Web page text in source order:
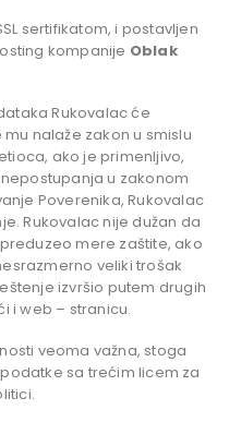
sertifikatom, i postavljen
kompanije Oblak
Rukovalac će
nalaže zakon u smislu
ako je primenljivo,
u zakonom
Poverenika, Rukovalac
Rukovalac nije dužan da
mere zaštite, ako
veliki trošak
izvršio putem drugih
i web – stranicu.
veoma važna, stoga
sa trećim licem za